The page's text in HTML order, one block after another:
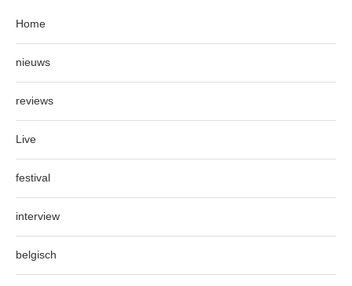
Home
nieuws
reviews
Live
festival
interview
belgisch